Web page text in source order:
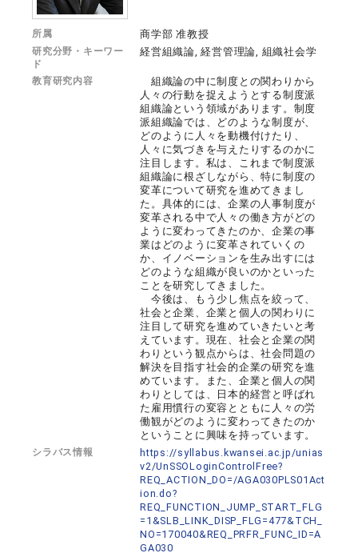
所属 商学部 准教授
研究分野・キーワー
ド
経営組織論, 経営管理論, 組織社会学
教育研究内容
組織論の中に制度との関わりから
人々の行動を捉えようとする制度派
組織論という領域があります。制度
派組織論では、どのような制度が、
どのように人々を動機付けたり、
人々に気づきを与えたりするのかに
注目します。私は、これまで制度派
組織論に根ざしながら、特に制度の
変革について研究を進めてきまし
た。具体的には、企業の人事制度が
変革される中で人々の働き方がどの
ように変わってきたのか、企業の事
業はどのように変革されていくの
か、イノベーションを生み出すには
どのような組織が良いのかといった
ことを研究してきました。
今後は、もう少し焦点を絞って、
社会と企業、企業と個人の関わりに
注目して研究を進めていきたいと考
えています。現在、社会と企業の関
わりという観点からは、社会問題の
解決を目指す社会的企業の研究を進
めています。また、企業と個人の関
わりとしては、日本的経営と呼ばれ
た雇用慣行の変容とともに人々の労
働観がどのように変わってきたのか
ということに興味を持っています。
シラバス情報
https://syllabus.kwansei.ac.jp/unias
v2/UnSSOLoginControlFree?
REQ_ACTION_DO=/AGA030PLS01Act
ion.do?
REQ_FUNCTION_JUMP_START_FLG
=1&SLB_LINK_DISP_FLG=477&TCH_
NO=170040&REQ_PRFR_FUNC_ID=A
GA030